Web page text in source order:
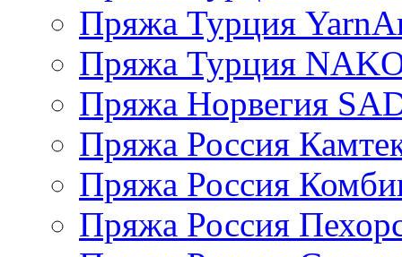
Пряжа Турция
Пряжа Турция
Пряжа Норвегия
Пряжа Россия
Пряжа Россия
Пряжа Россия